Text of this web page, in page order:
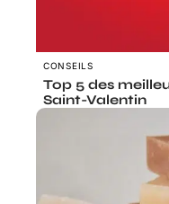
CONSEILS
Top 5 des
Saint-Valentin